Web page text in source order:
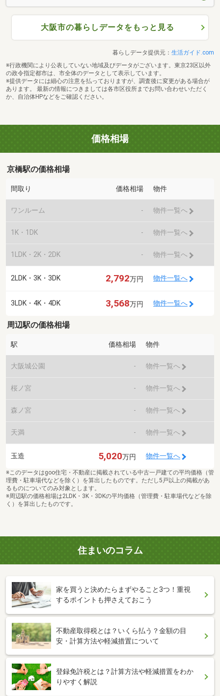
大阪市の暮らしデータをもっと見る
暮らしデータ提供元： 生活ガイド.com
※行政機関により公表していない地域及びデータがございます。東京23区以外
の政令指定都市は、市全体のデータとして表示しています。
※提供データには細心の注意を払っておりますが、調査後に変更がある場合が
あります。 最新の情報につきましては各市区役所までお問い合わせいただく
か、自治体HPなどをご確認ください。
価格相場
京橋駅の価格相場
間取り 価格相場 物件
ワンルーム - 物件一覧へ
1K・1DK - 物件一覧へ
1LDK・2K・2DK - 物件一覧へ
2LDK・3K・3DK 2,792万円 物件一覧へ
3LDK・4K・4DK 3,568万円 物件一覧へ
周辺駅の価格相場
駅 価格相場 物件
大阪城公園 - 物件一覧へ
桜ノ宮 - 物件一覧へ
森ノ宮 - 物件一覧へ
天満 - 物件一覧へ
玉造 5,020万円 物件一覧へ
※このデータはgoo住宅・不動産に掲載されている中古一戸建ての平均価格（管
理費・駐車場代などを除く）を算出したものです。ただし5戸以上の掲載があ
るものについてのみ対象とします。
※周辺駅の価格相場は2LDK・3K・3DKの平均価格（管理費・駐車場代などを除
く）を算出したものです。
住まいのコラム
家を買うと決めたらまずやること3つ！重視
するポイントも押さえておこう
不動産取得税とは？いくら払う？金額の目
安・計算方法や軽減措置について
登録免許税とは？計算方法や軽減措置をわか
りやすく解説